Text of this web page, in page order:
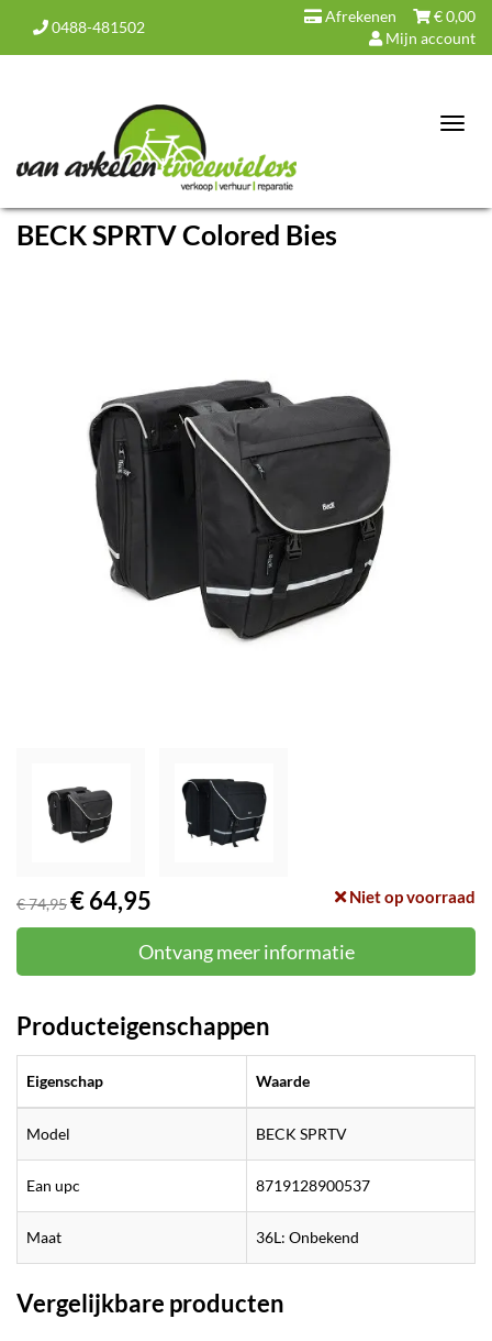
0488-481502
€0,00
Afrekenen
Mijn account
BECK SPRTV Colored Bies
€ 74,95€ 64,95 Niet op voorraad
Ontvang meer informatie
Producteigenschappen
Eigenschap Waarde
Model BECK SPRTV
Ean upc 8719128900537
Maat 36L: Onbekend
Vergelijkbare producten